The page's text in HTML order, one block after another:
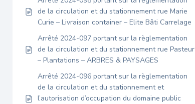
de la circulation et du stationnement rue Marie
Curie – Livraison container – Elite Bâti Carrelage
Arrêté 2024-097 portant sur la règlementation
de la circulation et du stationnement rue Pasteur
– Plantations – ARBRES & PAYSAGES
Arrêté 2024-096 portant sur la règlementation
de la circulation et du stationnement et
l’autorisation d’occupation du domaine public